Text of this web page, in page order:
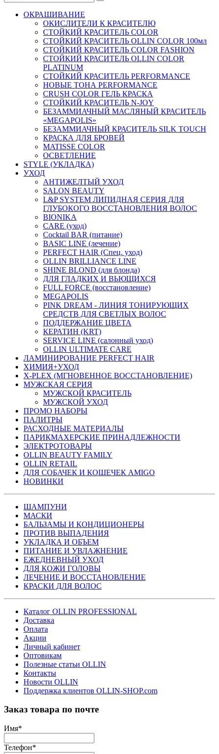
ОКРАШИВАНИЕ
ОКИСЛИТЕЛИ К КРАСИТЕЛЮ
СТОЙКИЙ КРАСИТЕЛЬ COLOR
СТОЙКИЙ КРАСИТЕЛЬ OLLIN COLOR 100мл
СТОЙКИЙ КРАСИТЕЛЬ COLOR FASHION
СТОЙКИЙ КРАСИТЕЛЬ OLLIN COLOR
PLATINUM
СТОЙКИЙ КРАСИТЕЛЬ PERFORMANCE
НОВЫЕ ТОНА PERFORMANCE
CRUSH COLOR ГЕЛЬ КРАСКА
СТОЙКИЙ КРАСИТЕЛЬ N-JOY
БЕЗАММИАЧНЫЙ МАСЛЯНЫЙ КРАСИТЕЛЬ
«MEGAPOLIS»
БЕЗАММИАЧНЫЙ КРАСИТЕЛЬ SILK TOUCH
КРАСКА ДЛЯ БРОВЕЙ
MATISSE COLOR
ОСВЕТЛЕНИЕ
STYLE (УКЛАДКА)
УХОД
АНТИЖЕЛТЫЙ УХОД
SALON BEAUTY
L&P SYSTEM ЛИПИДНАЯ СЕРИЯ ДЛЯ
ГЛУБОКОГО ВОССТАНОВЛЕНИЯ ВОЛОС
BIONIKA
CARE (уход)
Cocktail BAR (питание)
BASIC LINE (лечение)
PERFECT HAIR (Спец. уход)
OLLIN BRILLIANCE LINE
SHINE BLOND (для блонда)
ДЛЯ ГЛАДКИХ И ВЬЮЩИХСЯ
FULL FORCE (восстановление)
MEGAPOLIS
PINK DREAM - ЛИНИЯ ТОНИРУЮЩИХ
СРЕДСТВ ДЛЯ СВЕТЛЫХ ВОЛОС
ПОДДЕРЖАНИЕ ЦВЕТА
КЕРАТИН (KRT)
SERVICE LINE (салонный уход)
OLLIN ULTIMATE CARE
ЛАМИНИРОВАНИЕ PERFECT HAIR
ХИМИЯ+УХОД
X-PLEX (МГНОВЕННОЕ ВОССТАНОВЛЕНИЕ)
МУЖСКАЯ СЕРИЯ
МУЖСКОЙ КРАСИТЕЛЬ
МУЖСКОЙ УХОД
ПРОМО НАБОРЫ
ПАЛИТРЫ
РАСХОДНЫЕ МАТЕРИАЛЫ
ПАРИКМАХЕРСКИЕ ПРИНАДЛЕЖНОСТИ
ЭЛЕКТРОТОВАРЫ
OLLIN BEAUTY FAMILY
OLLIN RETAIL
ДЛЯ СОБАЧЕК И КОШЕЧЕК AMIGO
НОВИНКИ
ШАМПУНИ
МАСКИ
БАЛЬЗАМЫ И КОНДИЦИОНЕРЫ
ПРОТИВ ВЫПАДЕНИЯ
УКЛАДКА И ОБЪЕМ
ПИТАНИЕ И УВЛАЖНЕНИЕ
ЕЖЕДНЕВНЫЙ УХОД
ДЛЯ КОЖИ ГОЛОВЫ
ЛЕЧЕНИЕ И ВОССТАНОВЛЕНИЕ
КРАСКИ ДЛЯ ВОЛОС
Каталог OLLIN PROFESSIONAL
Доставка
Оплата
Акции
Личный кабинет
Оптовикам
Полезные статьи OLLIN
Контакты
Новости OLLIN
Поддержка клиентов OLLIN-SHOP.com
Заказ товара по почте
Имя*
Телефон*